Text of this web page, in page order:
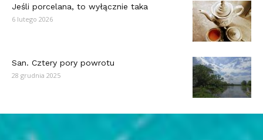
Jeśli porcelana, to wyłącznie taka
6 lutego 2026
San. Cztery pory powrotu
28 grudnia 2025